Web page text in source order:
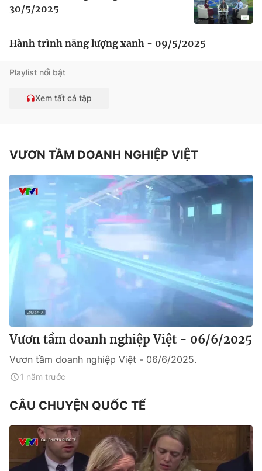
30/5/2025
Hành trình năng lượng xanh - 09/5/2025
Playlist nổi bật
Xem tất cả tập
VƯƠN TẦM DOANH NGHIỆP VIỆT
Vươn tầm doanh nghiệp Việt - 06/6/2025
Vươn tầm doanh nghiệp Việt - 06/6/2025.
1 năm trước
CÂU CHUYỆN QUỐC TẾ